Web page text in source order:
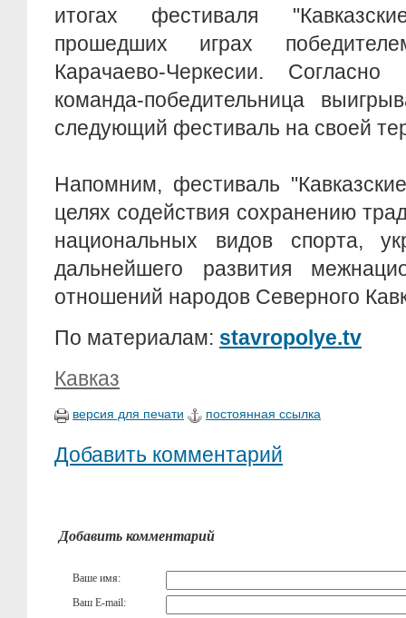
итогах фестиваля
прошедших играх
Карачаево-Черкесии. Согласно
команда-победительница
следующий фестиваль на своей
Напомним, фестиваль
целях содействия сохранению
национальных видов спорта,
дальнейшего развития
отношений народов Северного
По материалам: stavropolye.tv
Кавказ
версия для печати постоянная ссылка
Добавить комментарий
Добавить комментарий
Ваше имя:
Ваш E-mail: